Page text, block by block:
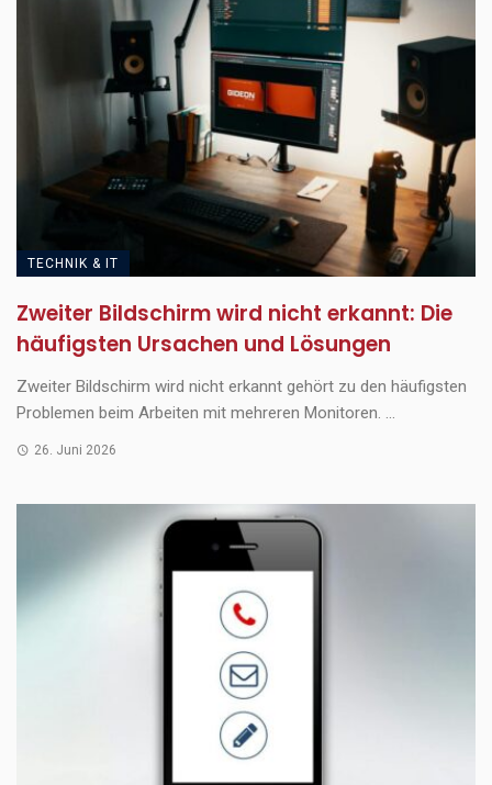
TECHNIK & IT
Zweiter Bildschirm wird nicht erkannt: Die
häufigsten Ursachen und Lösungen
Zweiter Bildschirm wird nicht erkannt gehört zu den häufigsten
Problemen beim Arbeiten mit mehreren Monitoren. ...
26. Juni 2026